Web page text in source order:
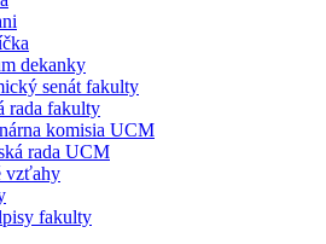
dekanky
senát fakulty
rada fakulty
komisia UCM
rada UCM
vzťahy
fakulty